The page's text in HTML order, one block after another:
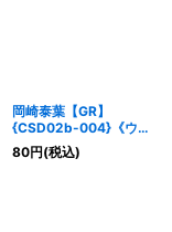
岡崎泰葉【GR】
{CSD02b-004}《ウィ
ッチ》
80円(税込)